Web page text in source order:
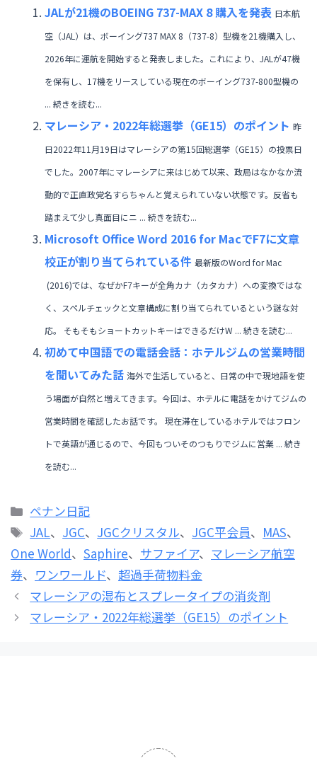
JALが21機のBOEING 737-MAX 8 購入を発表 日本航
空（JAL）は、ボーイング737 MAX 8（737-8）型機を21機購入し、
2026年に運航を開始すると発表しました。これにより、JALが47機
を保有し、17機をリースしている現在のボーイング737-800型機の
... 続きを読む...
マレーシア・2022年総選挙（GE15）のポイント 昨
日2022年11月19日はマレーシアの第15回総選挙（GE15）の投票日
でした。2007年にマレーシアに来はじめて以来、政局はなかなか流
動的で正直政党名すらちゃんと覚えられていない状態です。反省も
踏まえて少し真面目にニ ... 続きを読む...
Microsoft Office Word 2016 for MacでF7に文章
校正が割り当てられている件 最新版のWord for Mac
(2016)では、なぜかF7キーが全角カナ（カタカナ）への変換ではな
く、スペルチェックと文章構成に割り当てられているという謎な対
応。 そもそもショートカットキーはできるだけW ... 続きを読む...
初めて中国語での電話会話：ホテルジムの営業時間
を聞いてみた話 海外で生活していると、日常の中で現地語を使
う場面が自然と増えてきます。今回は、ホテルに電話をかけてジムの
営業時間を確認したお話です。 現在滞在しているホテルではフロン
トで英語が通じるので、今回もついそのつもりでジムに営業 ... 続き
を読む...
カ
テ
ゴ
リ
ー
ペナン日記
タ
グ
JAL、 JGC、 JGCクリスタル、 JGC平会員、 MAS、
One World、 Saphire、 サファイア、 マレーシア航空
券、 ワンワールド、 超過手荷物料金
マレーシアの湿布とスプレータイプの消炎剤
マレーシア・2022年総選挙（GE15）のポイント